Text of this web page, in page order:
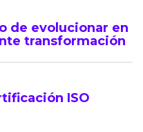
de evolucionar en
transformación
ISO